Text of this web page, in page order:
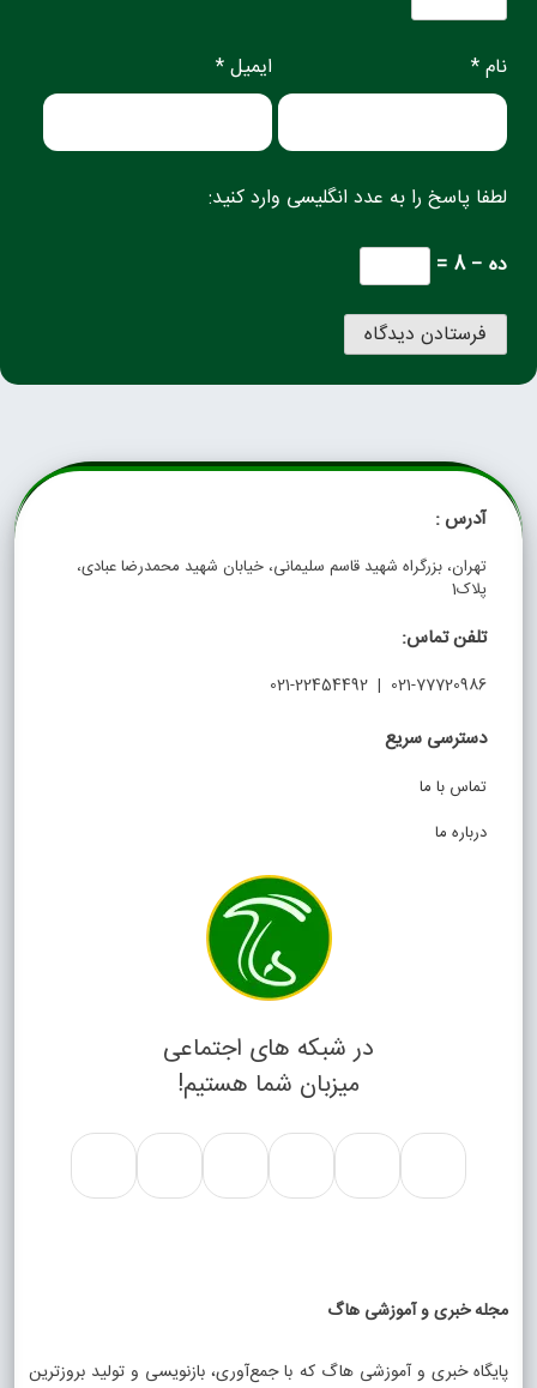
نام * ایمیل *
لطفا پاسخ را به عدد انگلیسی وارد کنید:
ده − 8 =
آدرس :
تهران، بزرگراه شهید قاسم سلیمانی، خیابان شهید محمدرضا عبادی،
پلاک1
تلفن تماس:
021-77720986 | 021-22454492
دسترسی سریع
تماس با ما
درباره ما
در شبکه های اجتماعی
میزبان شما هستیم!
مجله خبری و آموزشی هاگ
پایگاه خبری و آموزشی هاگ که با جمع‌آوری، بازنویسی و تولید بروزترین